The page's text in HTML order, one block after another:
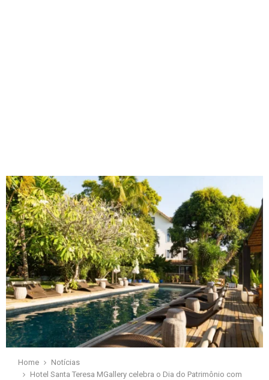
Home
Notícias
Hotel Santa Teresa MGallery celebra o Dia do Patrimônio com